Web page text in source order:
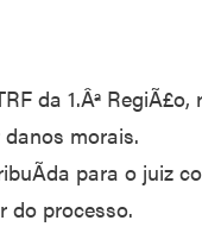
da 1.Âª
morais.
para o juiz
do processo.